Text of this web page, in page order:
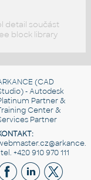
detail součást
block library
(CAD
- Autodesk
Partner &
Center &
Partner
+420 910 970 111